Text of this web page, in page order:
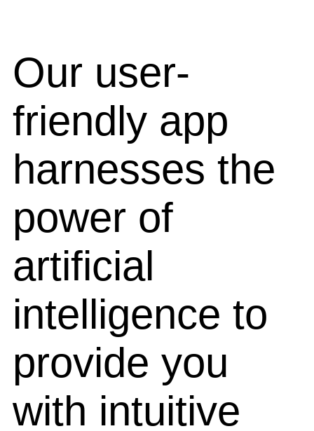
Our user-
friendly app
harnesses the
power of
artificial
intelligence to
provide you
with intuitive